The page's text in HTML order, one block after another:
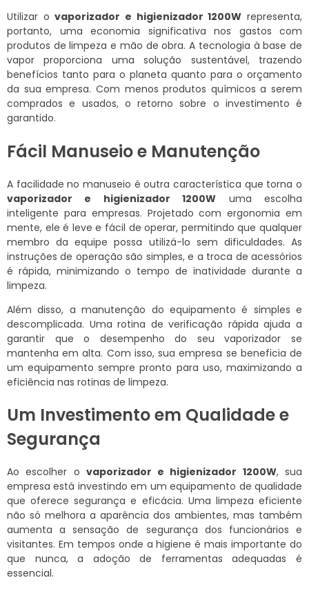
Utilizar ovaporizador e higienizador 1200W representa,
portanto, uma economia significativa nos gastos com
produtos de limpeza e mão de obra. A tecnologia à base de
vapor proporciona uma solução sustentável, trazendo
benefícios tanto para o planeta quanto para o orçamento
da sua empresa. Com menos produtos químicos a serem
comprados e usados, o retorno sobre o investimento é
garantido.
Fácil Manuseio e Manutenção
A facilidade no manuseio é outra característica que torna o
vaporizador e higienizador 1200W uma escolha
inteligente para empresas. Projetado com ergonomia em
mente, ele é leve e fácil de operar, permitindo que qualquer
membro da equipe possa utilizá-lo sem dificuldades. As
instruções de operação são simples, e a troca de acessórios
é rápida, minimizando o tempo de inatividade durante a
limpeza.
Além disso, a manutenção do equipamento é simples e
descomplicada. Uma rotina de verificação rápida ajuda a
garantir que o desempenho do seu vaporizador se
mantenha em alta. Com isso, sua empresa se beneficia de
um equipamento sempre pronto para uso, maximizando a
eficiência nas rotinas de limpeza.
Um Investimento em Qualidade e
Segurança
Ao escolher o vaporizador e higienizador 1200W, sua
empresa está investindo em um equipamento de qualidade
que oferece segurança e eficácia. Uma limpeza eficiente
não só melhora a aparência dos ambientes, mas também
aumenta a sensação de segurança dos funcionários e
visitantes. Em tempos onde a higiene é mais importante do
que nunca, a adoção de ferramentas adequadas é
essencial.